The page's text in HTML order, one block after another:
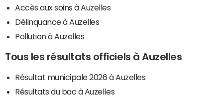
Accès aux soins à Auzelles
Délinquance à Auzelles
Pollution à Auzelles
Tous les résultats officiels à Auzelles
Résultat municipale 2026 à Auzelles
Résultats du bac à Auzelles